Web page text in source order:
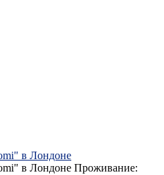
в Лондоне
в Лондоне Проживание: